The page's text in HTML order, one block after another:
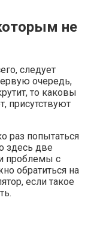
не
следует
очередь,
то каковы
присутствуют
раз попытаться
здесь две
проблемы с
обратиться на
если такое